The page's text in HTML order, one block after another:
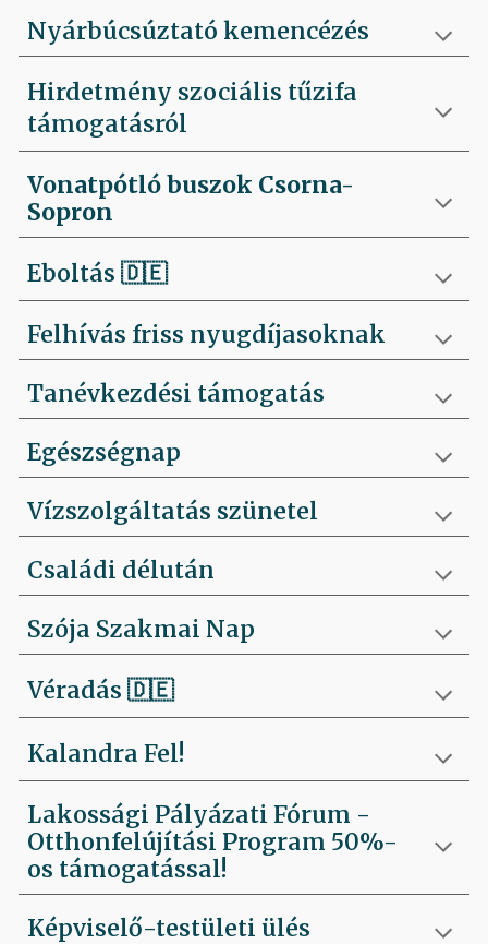
Nyárbúcsúztató kemencézés
Hirdetmény szociális tűzifa
támogatásról
Vonatpótló buszok Csorna-
Sopron
Eboltás🇩🇪
Felhívás friss nyugdíjasoknak
Tanévkezdési támogatás
Egészségnap
Vízszolgáltatás szünetel
Családi délután
Szója Szakmai Nap
Véradás🇩🇪
Kalandra Fel!
Lakossági Pályázati Fórum -
Otthonfelújítási Program 50%-
os támogatással!
Képviselő-testületi ülés